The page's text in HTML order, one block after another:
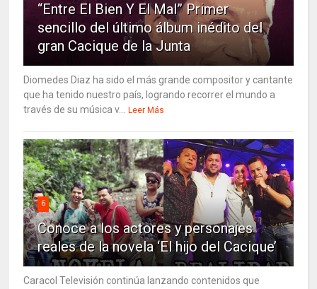
“Entre El Bien Y El Mal” Primer
sencillo del último álbum inédito del
gran Cacique de la Junta
Diomedes Diaz ha sido el más grande compositor y cantante
que ha tenido nuestro país, logrando recorrer el mundo a
través de su música v... Leer Más
6
Conoce a los actores y personajes
reales de la novela ‘El hijo del Cacique’
Caracol Televisión continúa lanzando contenidos que